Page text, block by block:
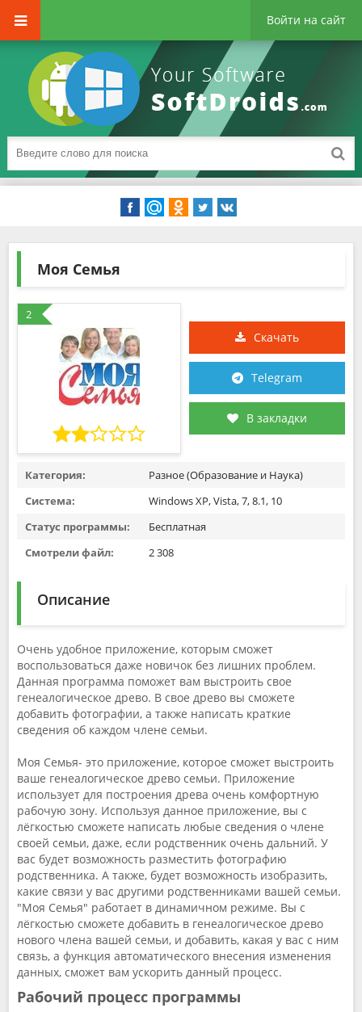
Войти на сайт
Моя Семья
2
Скачать
Telegram
В закладки
Категория:
Разное (Образование и Наука)
Система:
Windows XP, Vista, 7, 8.1, 10
Статус программы:
Бесплатная
Смотрели файл:
2 308
Описание
Очень удобное приложение, которым сможет
воспользоваться даже новичок без лишних проблем.
Данная программа поможет вам выстроить свое
генеалогическое древо. В свое древо вы сможете
добавить фотографии, а также написать краткие
сведения об каждом члене семьи.
Моя Семья- это приложение, которое сможет выстроить
ваше генеалогическое древо семьи. Приложение
использует для построения древа очень комфортную
рабочую зону. Используя данное приложение, вы с
лёгкостью сможете написать любые сведения о члене
своей семьи, даже, если родственник очень дальний. У
вас будет возможность разместить фотографию
родственника. А также, будет возможность изобразить,
какие связи у вас другими родственниками вашей семьи.
"Моя Семья" работает в динамичном режиме. Вы с
лёгкостью сможете добавить в генеалогическое древо
нового члена вашей семьи, и добавить, какая у вас с ним
связь, а функция автоматического внесения изменения
данных, сможет вам ускорить данный процесс.
Рабочий процесс программы